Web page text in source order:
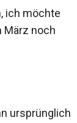
ich möchte
März noch
ursprünglich